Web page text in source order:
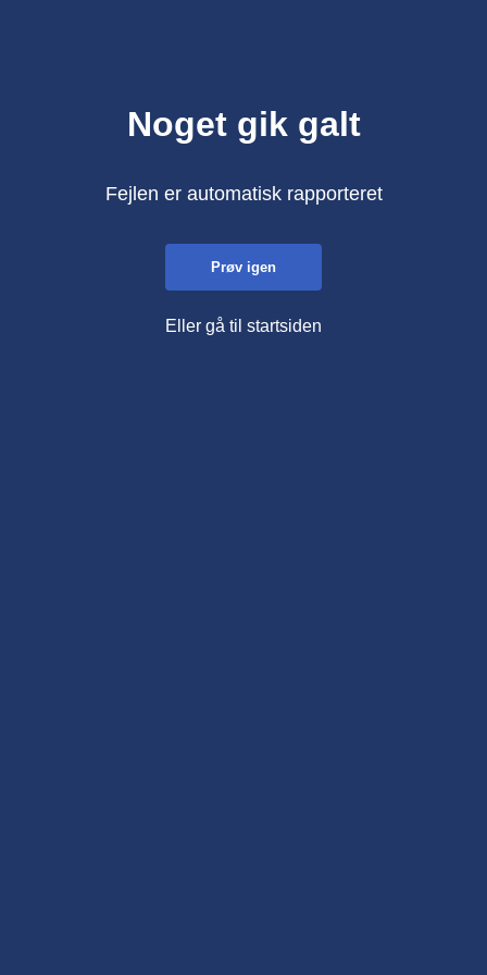
Noget gik galt
Fejlen er automatisk rapporteret
Prøv igen
Eller gå til startsiden